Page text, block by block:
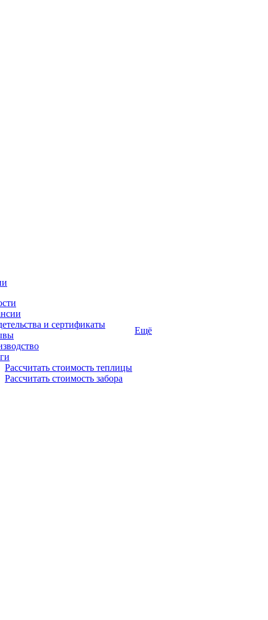
и сертификаты
Рассчитать стоимость теплицы
Рассчитать стоимость забора
Ещё